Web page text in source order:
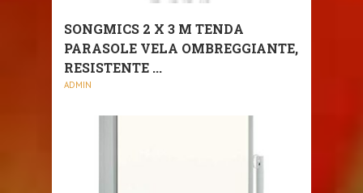
SONGMICS 2 X 3 M TENDA
PARASOLE VELA OMBREGGIANTE,
RESISTENTE ...
ADMIN